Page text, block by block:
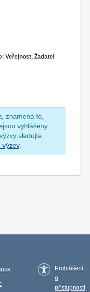
Veřejnost, Žadatel
znamená to,
vyhlášeny
sledujte
výzev.
Prohlášení
o
přístupnosti